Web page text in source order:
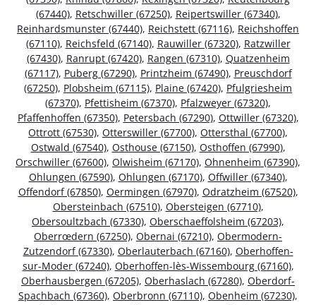
(67440), Retschwiller (67250), Reipertswiller (67340),
Reinhardsmunster (67440), Reichstett (67116), Reichshoffen
(67110), Reichsfeld (67140), Rauwiller (67320), Ratzwiller
(67430), Ranrupt (67420), Rangen (67310), Quatzenheim
(67117), Puberg (67290), Printzheim (67490), Preuschdorf
(67250), Plobsheim (67115), Plaine (67420), Pfulgriesheim
(67370), Pfettisheim (67370), Pfalzweyer (67320),
Pfaffenhoffen (67350), Petersbach (67290), Ottwiller (67320),
Ottrott (67530), Otterswiller (67700), Ottersthal (67700),
Ostwald (67540), Osthouse (67150), Osthoffen (67990),
Orschwiller (67600), Olwisheim (67170), Ohnenheim (67390),
Ohlungen (67590), Ohlungen (67170), Offwiller (67340),
Offendorf (67850), Oermingen (67970), Odratzheim (67520),
Obersteinbach (67510), Obersteigen (67710),
Obersoultzbach (67330), Oberschaeffolsheim (67203),
Oberrœdern (67250), Obernai (67210), Obermodern-
Zutzendorf (67330), Oberlauterbach (67160), Oberhoffen-
sur-Moder (67240), Oberhoffen-lès-Wissembourg (67160),
Oberhausbergen (67205), Oberhaslach (67280), Oberdorf-
Spachbach (67360), Oberbronn (67110), Obenheim (67230),